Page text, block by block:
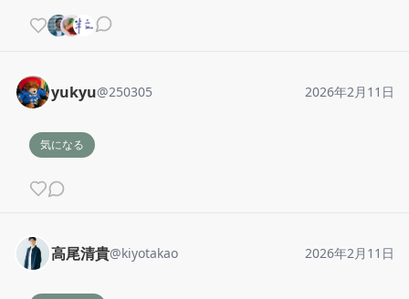
yukyu@250305 2026年2月11日
気になる
高尾清貴@kiyotakao 2026年2月11日